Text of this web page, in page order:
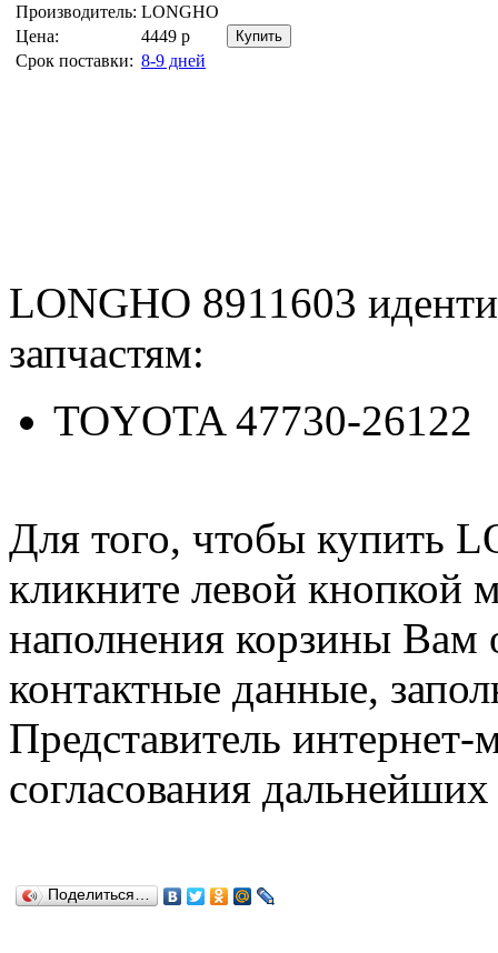
Производитель: LONGHO
Цена:
4449 р
Срок поставки: 8-9 дней
LONGHO 8911603
запчастям:
TOYOTA 47730-26122
Для того, чтобы купить
кликните левой
наполнения корзины Вам
контактные данные,
Представитель
согласования
Поделиться…